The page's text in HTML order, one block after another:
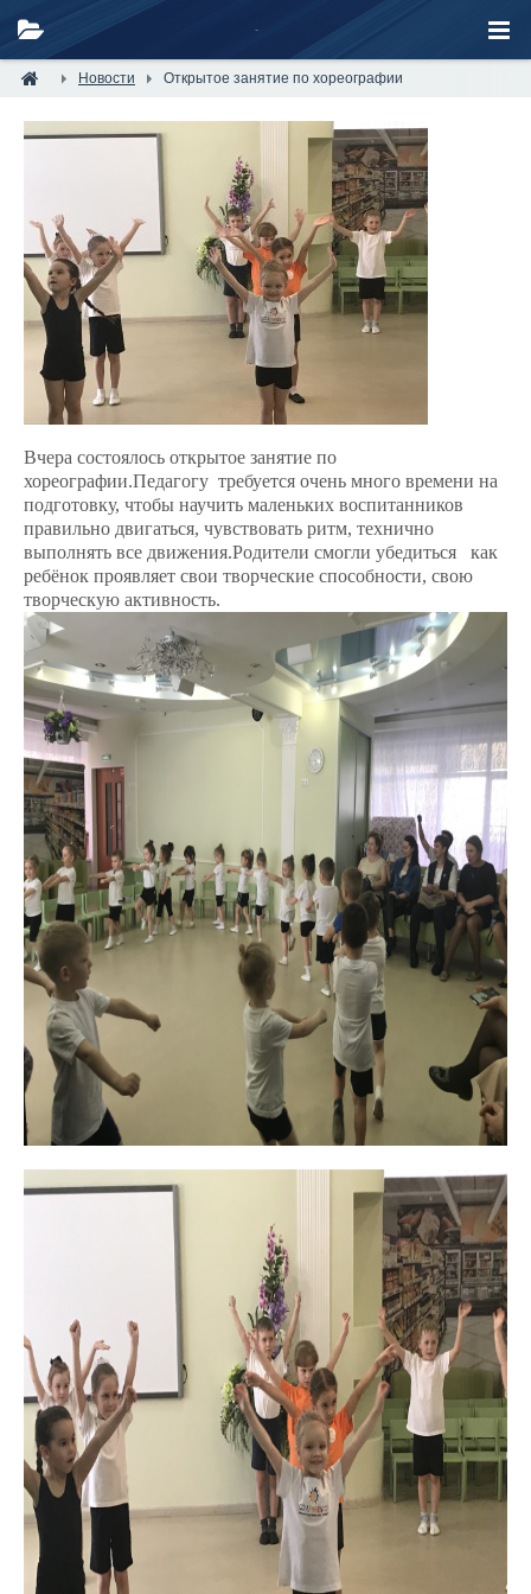
Новости Открытое занятие по хореографии
Вчера состоялось открытое занятие по
хореографии.Педагогу требуется очень много времени на
подготовку, чтобы научить маленьких воспитанников
правильно двигаться, чувствовать ритм, технично
выполнять все движения.Родители смогли убедиться как
ребёнок проявляет свои творческие способности, свою
творческую активность.